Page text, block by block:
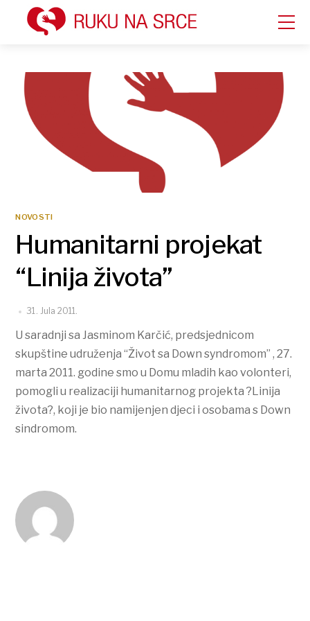
NOVOSTI
Humanitarni projekat
“Linija života”
31. Jula 2011.
U saradnji sa Jasminom Karčić, predsjednicom
skupštine udruženja “Život sa Down syndromom” , 27.
marta 2011. godine smo u Domu mladih kao volonteri,
pomogli u realizaciji humanitarnog projekta ?Linija
života?, koji je bio namijenjen djeci i osobama s Down
sindromom.